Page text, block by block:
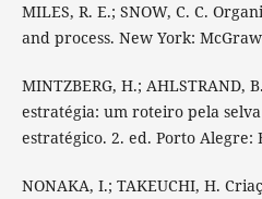
MILES, R. E.; SNOW, C. C.
and process. New York:
MINTZBERG, H.; AHLSTRAND,
estratégia: um roteiro pela
estratégico. 2. ed. Porto Alegre:
NONAKA, I.; TAKEUCHI, H.